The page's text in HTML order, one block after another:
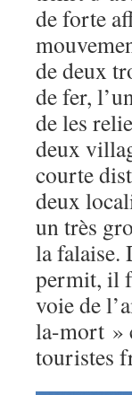
de forte
de deux
de fer,
de les
deux
courte
deux
un très
la falaise.
permit, il
voie de
la-mort »
touristes